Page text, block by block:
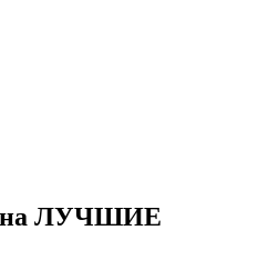
ЛУЧШИЕ